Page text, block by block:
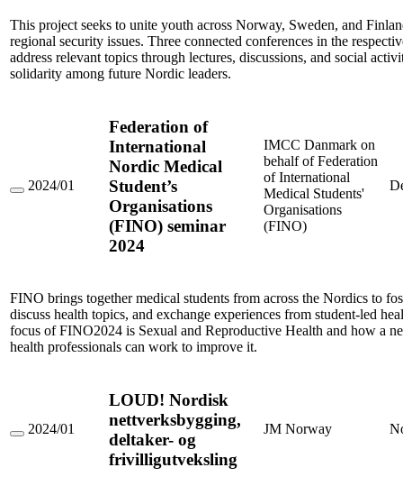
Across
Borders
This project seeks to unite youth across Norway, Sweden, and
regional security issues. Three connected conferences in the
address relevant topics through lectures, discussions, and social
solidarity among future Nordic leaders.
Federation
(FINO)
seminar
2024
2024/01
Federation of
International
Nordic Medical
Student’s
Organisations
(FINO) seminar
2024
IMCC Danmark on
behalf of Federation
of International
Medical Students'
Organisations
(FINO)
FINO brings together medical students from across the Nordics to
discuss health topics, and exchange experiences from student-led
focus of FINO2024 is Sexual and Reproductive Health and how a
health professionals can work to improve it.
LOUD!
2024/01
LOUD! Nordisk
nettverksbygging,
deltaker- og
frivilligutveksling
JM Norway